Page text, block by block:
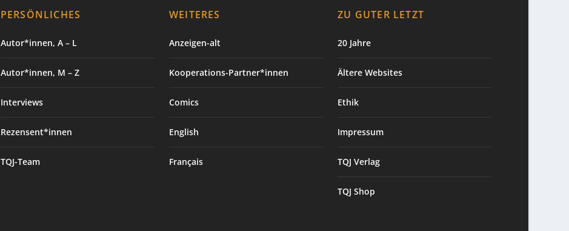
PERSÖNLICHES
Autor*innen, A – L
Autor*innen, M – Z
Interviews
Rezensent*innen
TQJ-Team
WEITERES
Anzeigen-alt
Kooperations-Partner*innen
Comics
English
Français
ZU GUTER LETZT
20 Jahre
Ältere Websites
Ethik
Impressum
TQJ Verlag
TQJ Shop